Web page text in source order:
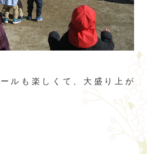
ルも楽しくて、大盛り上が